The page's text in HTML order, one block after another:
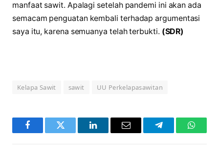
manfaat sawit. Apalagi setelah pandemi ini akan ada
semacam penguatan kembali terhadap argumentasi
saya itu, karena semuanya telah terbukti. (SDR)
Kelapa Sawit sawit UU Perkelapasawitan
FacebookTwitter LinkedInEmail Telegram